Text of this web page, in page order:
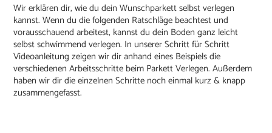
Wir erklären dir, wie du dein Wunschparkett selbst verlegen
kannst. Wenn du die folgenden Ratschläge beachtest und
vorausschauend arbeitest, kannst du dein Boden ganz leicht
selbst schwimmend verlegen. In unserer Schritt für Schritt
Videoanleitung zeigen wir dir anhand eines Beispiels die
verschiedenen Arbeitsschritte beim Parkett Verlegen. Außerdem
haben wir dir die einzelnen Schritte noch einmal kurz & knapp
zusammengefasst.